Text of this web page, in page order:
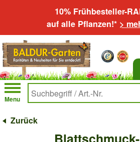
10% Frühbesteller-
auf alle Pflanzen!* >
Menu
Zurück